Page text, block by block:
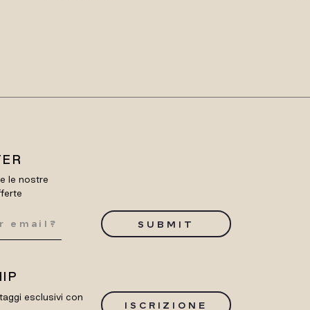
le nostre
SUBMIT
esclusivi con
ISCRIZIONE